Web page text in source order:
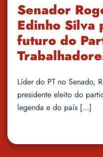
Senador
Edinho Silva
futuro do
Líder do PT no Senado,
presidente eleito do
legenda e do país […]